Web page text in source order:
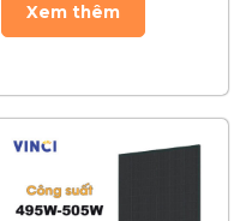
Xem thêm